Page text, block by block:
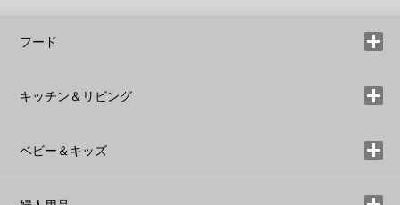
フード
キッチン＆リビング
ベビー＆キッズ